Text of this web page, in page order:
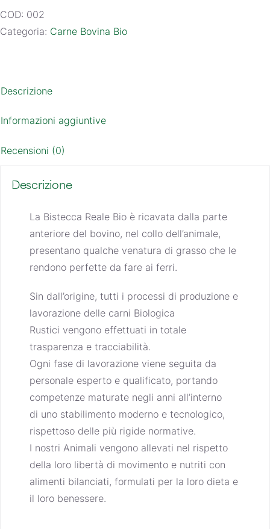
COD: 002
Categoria: Carne Bovina Bio
Descrizione
Informazioni aggiuntive
Recensioni (0)
Descrizione
La Bistecca Reale Bio è ricavata dalla parte
anteriore del bovino, nel collo dell’animale,
presentano qualche venatura di grasso che le
rendono perfette da fare ai ferri.
Sin dall’origine, tutti i processi di produzione e
lavorazione delle carni Biologica
Rustici vengono effettuati in totale
trasparenza e tracciabilità.
Ogni fase di lavorazione viene seguita da
personale esperto e qualificato, portando
competenze maturate negli anni all’interno
di uno stabilimento moderno e tecnologico,
rispettoso delle più rigide normative.
I nostri Animali vengono allevati nel rispetto
della loro libertà di movimento e nutriti con
alimenti bilanciati, formulati per la loro dieta e
il loro benessere.